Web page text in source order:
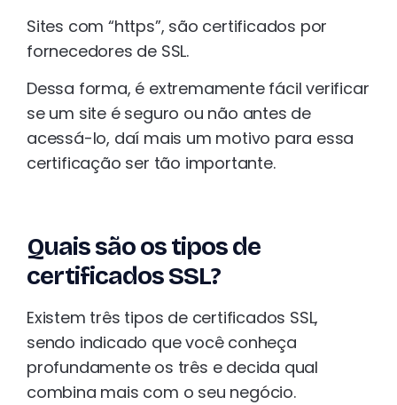
Sites com “https”, são certificados por
fornecedores de SSL.
Dessa forma, é extremamente fácil verificar
se um site é seguro ou não antes de
acessá-lo, daí mais um motivo para essa
certificação ser tão importante.
Quais são os tipos de
certificados SSL?
Existem três tipos de certificados SSL,
sendo indicado que você conheça
profundamente os três e decida qual
combina mais com o seu negócio.